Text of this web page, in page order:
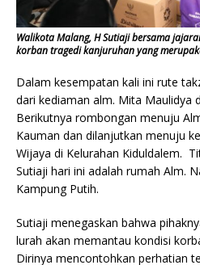
Walikota Malang, H Sutiaji bersama
korban tragedi kanjuruhan yang
Dalam kesempatan kali ini rute
dari kediaman alm. Mita Maulidya
Berikutnya rombongan menuju
Kauman dan dilanjutkan menuju
Wijaya di Kelurahan Kiduldalem.
Sutiaji hari ini adalah rumah Alm.
Kampung Putih.
Sutiaji menegaskan bahwa
lurah akan memantau kondisi
Dirinya mencontohkan perhatian